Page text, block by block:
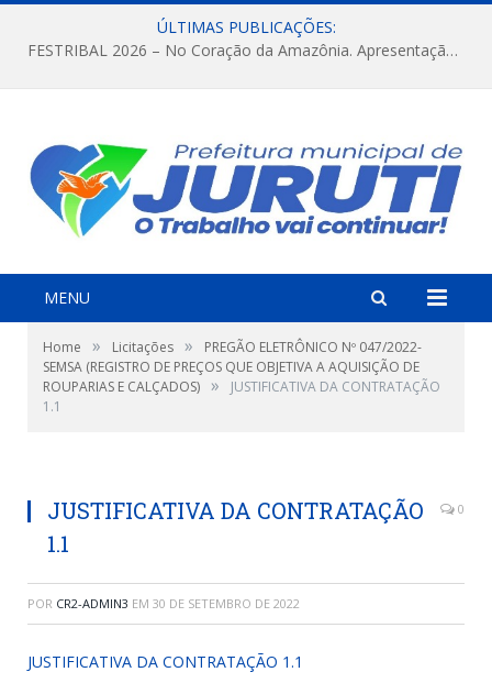
ÚLTIMAS PUBLICAÇÕES:
FESTRIBAL 2026 – No Coração da Amazônia. Apresentação da Munduruku.
MENU
Home » Licitações »
PREGÃO ELETRÔNICO Nº 047/2022-
SEMSA (REGISTRO DE PREÇOS QUE OBJETIVA A AQUISIÇÃO DE
ROUPARIAS E CALÇADOS) »
JUSTIFICATIVA DA CONTRATAÇÃO
1.1
JUSTIFICATIVA DA CONTRATAÇÃO
1.1
0
POR CR2-ADMIN3 EM 30 DE SETEMBRO DE 2022
JUSTIFICATIVA DA CONTRATAÇÃO 1.1